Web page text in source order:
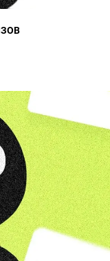
увеличивать